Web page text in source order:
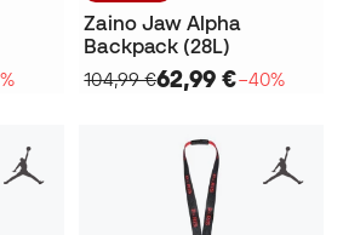
Zaino Jaw Alpha
Backpack (28L)
104,99 €62,99 €−40%